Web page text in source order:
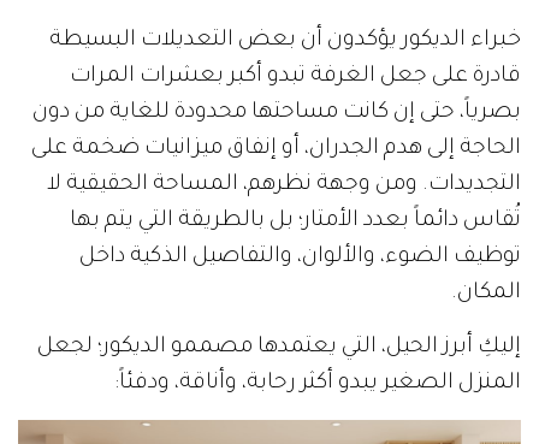
خبراء الديكور يؤكدون أن بعض التعديلات البسيطة
قادرة على جعل الغرفة تبدو أكبر بعشرات المرات
بصرياً، حتى إن كانت مساحتها محدودة للغاية من دون
الحاجة إلى هدم الجدران، أو إنفاق ميزانيات ضخمة على
التجديدات. ومن وجهة نظرهم، المساحة الحقيقية لا
تُقاس دائماً بعدد الأمتار؛ بل بالطريقة التي يتم بها
توظيف الضوء، والألوان، والتفاصيل الذكية داخل
المكان.
إليكِ أبرز الحيل، التي يعتمدها مصممو الديكور؛ لجعل
المنزل الصغير يبدو أكثر رحابة، وأناقة، ودفئاً: